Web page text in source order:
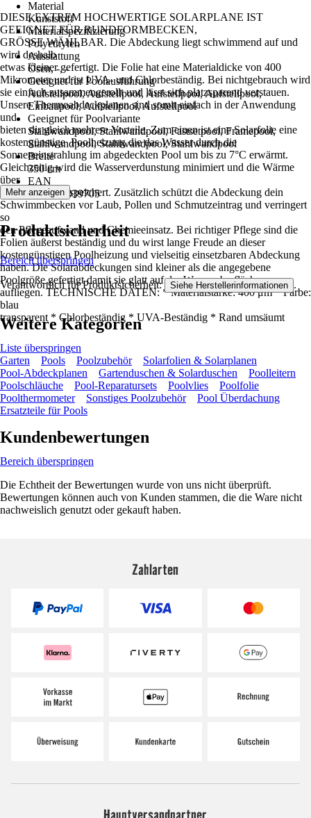
Material
Kunststoff
Materialspezifizierung
Polyethylen
Ausstattung
Ösen, -, -
Geeignet für Poolausführung
Aufstellpool, Aufstellpool, Aufstellpool, Aufstellpool,
Einbaupool, Aufstellpool, Aufstellpool
Geeignet für Poolvariante
Stahlwandpool, Stahlwandpool, Fastsetpool, Framepool,
Stahlwandpool, Stahlwandpool, Stahlwandpool
Breite
350 cm
EAN
4038755039705
DIESE EXTREM HOCHWERTIGE SOLARPLANE IST
GEEIGNET FÜR RUNDFORMBECKEN,
GRÖSSE WÄHLBAR. Die Abdeckung liegt schwimmend auf und
wird deshalb
etwas kleiner gefertigt. Die Folie hat eine Materialdicke von 400
Mikrometer und ist UVA- und Chlorbeständig. Bei nichtgebrauch wird
sie einfach zusammengerollt und lässt sich platzsparend verstauen.
Unsere Thermoabdeckplanen sind somit einfach in der Anwendung
und
bieten dir gleich mehrere Vorteile. Zum einen ist eine Solarfolie eine
kostengünstige Poolheizung die das Wasser durch die
Sonneneinstrahlung im abgedeckten Pool um bis zu 7°C erwärmt.
Gleichzeitig wird die Wasserverdunstung minimiert und die Wärme
über
Nacht besser gespeichert. Zusätzlich schützt die Abdeckung dein
Schwimmbecken vor Laub, Pollen und Schmutzeintrag und verringert
so
den Pflegeaufwand und Chemieeinsatz. Bei richtiger Pflege sind die
Folien äußerst beständig und du wirst lange Freude an dieser
kostengünstigen Poolheizung und vielseitig einsetzbaren Abdeckung
haben. Die Solarabdeckungen sind kleiner als die angegebene
Poolgröße gefertigt damit sie glatt auf der Wasseroberfläche
aufliegen. TECHNISCHE DATEN: * Materialstärke: 400 μm * Farbe:
blau
transparent * Chlorbeständig * UVA-Beständig * Rand umsäumt
Mehr anzeigen
Produktsicherheit
Bereich überspringen
Verantwortlich für Produktsicherheit: Siehe Herstellerinformationen .
Weitere Kategorien
Liste überspringen
Garten
Pools Poolzubehör
Solarfolien & Solarplanen
Pool-Abdeckplanen
Gartenduschen & Solarduschen
Poolleitern
Poolschläuche
Pool-Reparatursets Poolvlies
Poolfolie
Poolthermometer
Sonstiges Poolzubehör
Pool Überdachung
Ersatzteile für Pools
Kundenbewertungen
Bereich überspringen
Die Echtheit der Bewertungen wurde von uns nicht überprüft.
Bewertungen können auch von Kunden stammen, die die Ware nicht
nachweislich genutzt oder gekauft haben.
Zahlarten